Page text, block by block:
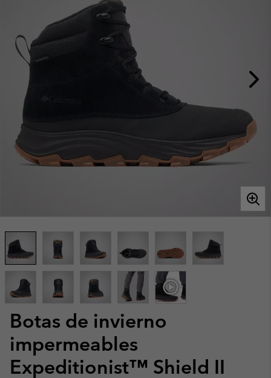
Botas de invierno
impermeables
Expeditionist™ Shield II